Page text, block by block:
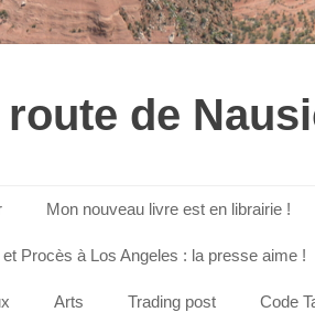
route de
Mon nouveau livre est en librairie !
Procès à Los Angeles : la presse aime !
Arts Trading post Code